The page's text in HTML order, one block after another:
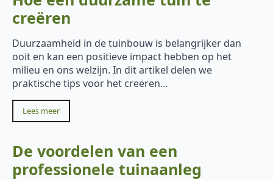
creëren
Duurzaamheid in de tuinbouw is belangrijker dan
ooit en kan een positieve impact hebben op het
milieu en ons welzijn. In dit artikel delen we
praktische tips voor het creëren…
Lees meer
De voordelen van een
professionele tuinaanleg